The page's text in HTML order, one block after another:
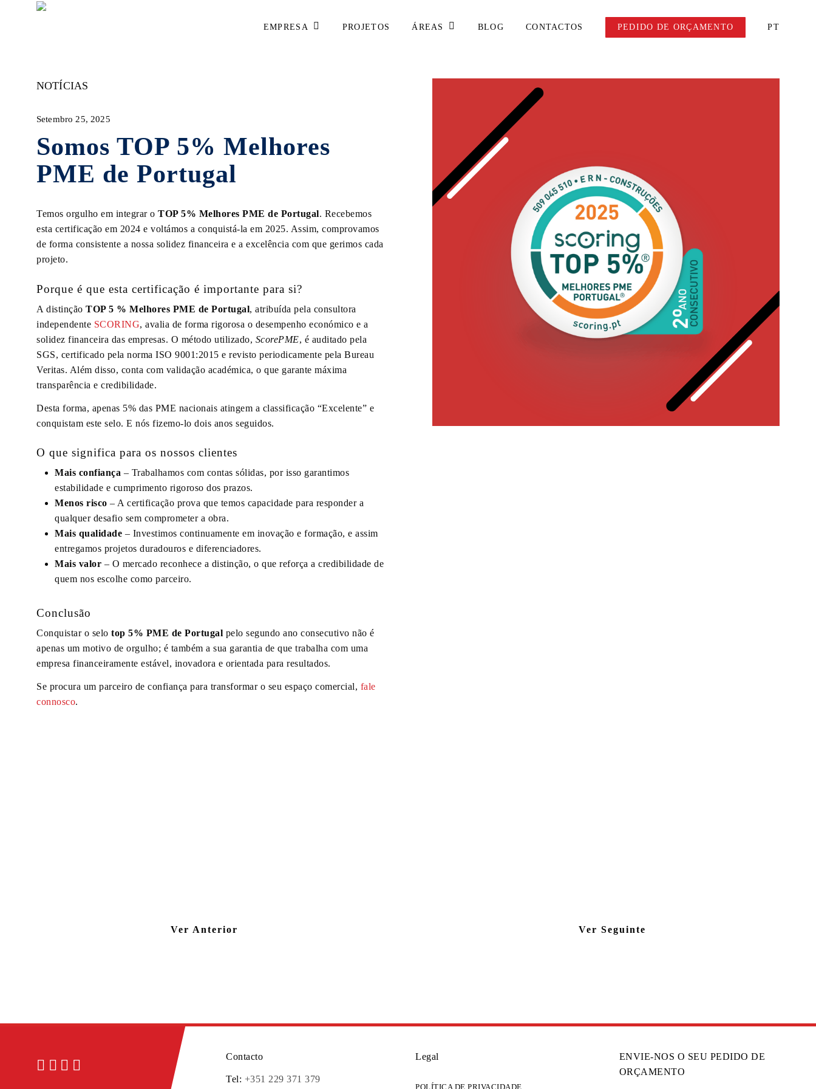
EMPRESA PROJETOS ÁREAS BLOG CONTACTOS PEDIDO DE ORÇAMENTO PT
NOTÍCIAS
Setembro 25, 2025
Somos TOP 5% Melhores
PME de Portugal
Temos orgulho em integrar o TOP 5% Melhores PME de Portugal. Recebemos
esta certificação em 2024 e voltámos a conquistá-la em 2025. Assim, comprovamos
de forma consistente a nossa solidez financeira e a excelência com que gerimos cada
projeto.
Porque é que esta certificação é importante para si?
A distinção TOP 5 % Melhores PME de Portugal, atribuída pela consultora
independente SCORING, avalia de forma rigorosa o desempenho económico e a
solidez financeira das empresas. O método utilizado, ScorePME, é auditado pela
SGS, certificado pela norma ISO 9001:2015 e revisto periodicamente pela Bureau
Veritas. Além disso, conta com validação académica, o que garante máxima
transparência e credibilidade.
Desta forma, apenas 5% das PME nacionais atingem a classificação “Excelente” e
conquistam este selo. E nós fizemo-lo dois anos seguidos.
O que significa para os nossos clientes
Mais confiança – Trabalhamos com contas sólidas, por isso garantimos
estabilidade e cumprimento rigoroso dos prazos.
Menos risco – A certificação prova que temos capacidade para responder a
qualquer desafio sem comprometer a obra.
Mais qualidade – Investimos continuamente em inovação e formação, e assim
entregamos projetos duradouros e diferenciadores.
Mais valor – O mercado reconhece a distinção, o que reforça a credibilidade de
quem nos escolhe como parceiro.
Conclusão
Conquistar o selo top 5% PME de Portugal pelo segundo ano consecutivo não é
apenas um motivo de orgulho; é também a sua garantia de que trabalha com uma
empresa financeiramente estável, inovadora e orientada para resultados.
Se procura um parceiro de confiança para transformar o seu espaço comercial, fale
connosco.
Ver Anterior Ver Seguinte
Contacto
Tel: +351 229 371 379
Legal
POLÍTICA DE PRIVACIDADE
ENVIE-NOS O SEU PEDIDO DE
ORÇAMENTO